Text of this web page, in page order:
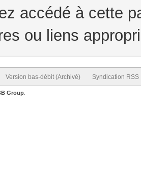
accédé à cette
ou liens
Version bas-débit (Archivé) Syndication RSS
Group